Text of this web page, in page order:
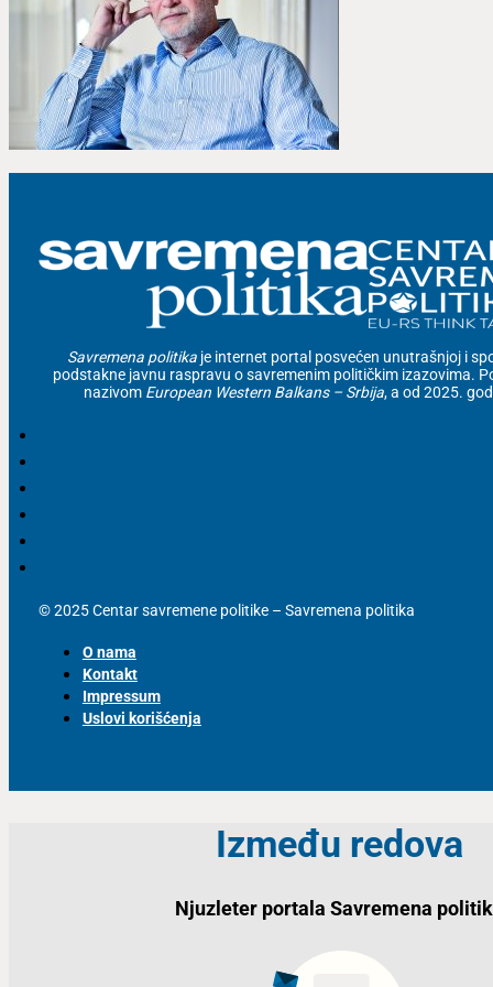
Savremena politika je internet portal posvećen unutrašnjoj i
podstakne javnu raspravu o savremenim političkim izazovima.
nazivom European Western Balkans – Srbija, a od 2025.
© 2025 Centar savremene politike – Savremena politika
O nama
Kontakt
Impressum
Uslovi korišćenja
Između redova
Njuzleter portala Savremena